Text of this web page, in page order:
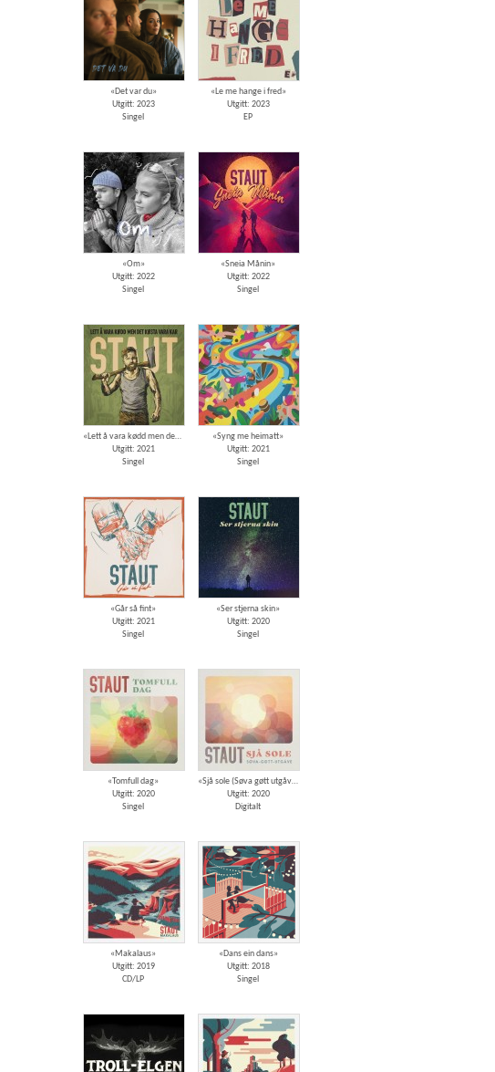
«Det var du»
Utgitt: 2023
Singel
«Le me hange i fred»
Utgitt: 2023
EP
«Om»
Utgitt: 2022
Singel
«Sneia Månin»
Utgitt: 2022
Singel
«Lett å vara kødd men det køsta vara kar»
Utgitt: 2021
Singel
«Syng me heimatt»
Utgitt: 2021
Singel
«Går så fint»
Utgitt: 2021
Singel
«Ser stjerna skin»
Utgitt: 2020
Singel
«Tomfull dag»
Utgitt: 2020
Singel
«Sjå sole (Søva gøtt utgåve)»
Utgitt: 2020
Digitalt
«Makalaus»
Utgitt: 2019
CD/LP
«Dans ein dans»
Utgitt: 2018
Singel